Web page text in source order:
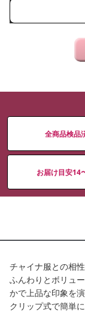
全商品検品
お届け目安14
チャイナ服との相
ふんわりとボリュ
かで上品な印象を演
クリップ式で簡単